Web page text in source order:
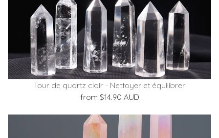
Tour de quartz clair - Nettoyer et équilibrer
from $14.90 AUD